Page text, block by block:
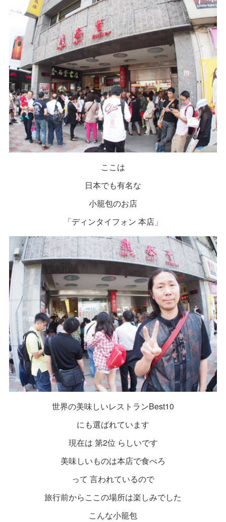
ここは
日本でも有名な
小籠包のお店
「ディンタイフォン 本店」
世界の美味しいレストランBest10
にも選ばれています
現在は 第2位 らしいです
美味しいものは本店で食べろ
って 言われているので
旅行前からここの場所は楽しみでした
こんな小籠包